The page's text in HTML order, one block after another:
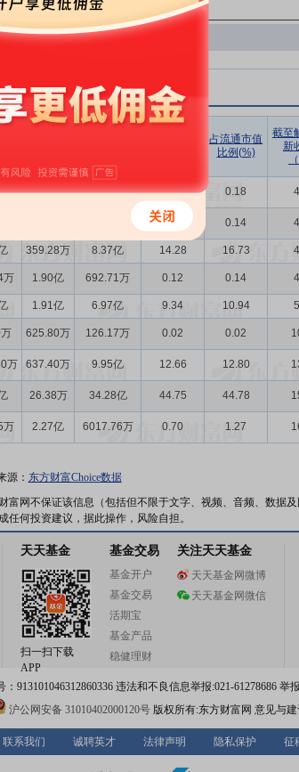
占流通市值
比例(%)
截至
新
万 924.00 923.62万 0.16 0.18
0.12 0.14
359.28万 8.37亿 14.28 16.73
万 1.90亿 692.71万 0.12 0.14
1.91亿 6.97亿 9.34 10.94
625.80万 126.17万 0.02 0.02
万 637.40万 9.95亿 12.66 12.80
26.38万 34.28亿 44.75 44.78
万 2.27亿 6017.76万 0.70 1.27
源： 东方财富Choice数据
网不保证该信息（包括但不限于文字、视频、音频、数据
何投资建议，据此操作，风险自担。
天天基金
扫一扫下载
APP
基金交易
基金开户
基金交易
活期宝
基金产品
稳健理财
关注天天基金
天天基金网微博
天天基金网微信
违法和不良信息举报:021-61278686 举
沪公网安备 31010402000120号版权所有:东方财富网 意见与建
联系我们 诚聘英才 法律声明 隐私保护 征